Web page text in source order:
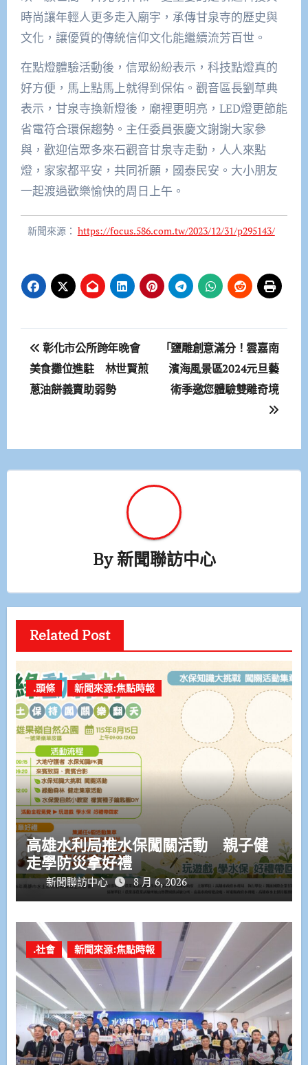
時尚讓年輕人更多走入廟宇，承傳甘泉寺的歷史與
文化，讓優質的傳統信仰文化能繼續流芳百世。
在點燈體驗活動後，信眾紛紛表示，科技點燈真的
好方便，馬上點馬上就得到保佑。觀音區長劉草典
表示，甘泉寺換新燈後，廟裡更明亮，LED燈更節能
省電符合環保趨勢。主任委員張慶文謝謝大家參
與，歡迎信眾多來石觀音甘泉寺走動，人人來點
燈，家家都平安，共同祈願，國泰民安。大小朋友
一起渡過歡樂愉快的周日上午。
新聞來源： https://focus.586.com.tw/2023/12/31/p295143/
文
章
導
彰化市公所跨年晚會
美食攤位進駐 林世賢煎
蔥油餅義賣助弱勢
「鹽雕創意滿分！雲嘉南
濱海風景區2024元旦藝
術季邀您體驗雙雕奇境
By新聞聯訪中心
Related Post
.頭條 新聞來源:焦點時報
高雄水利局推水保闖關活動 親子健
走學防災拿好禮
新聞聯訪中心 8 月 6, 2026
.社會 新聞來源:焦點時報